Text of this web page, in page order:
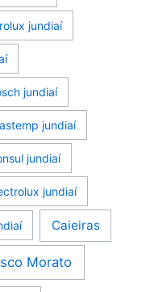
jundiaí
jundiaí
jundiaí
jundiaí
jundiaí
Caieiras
Morato